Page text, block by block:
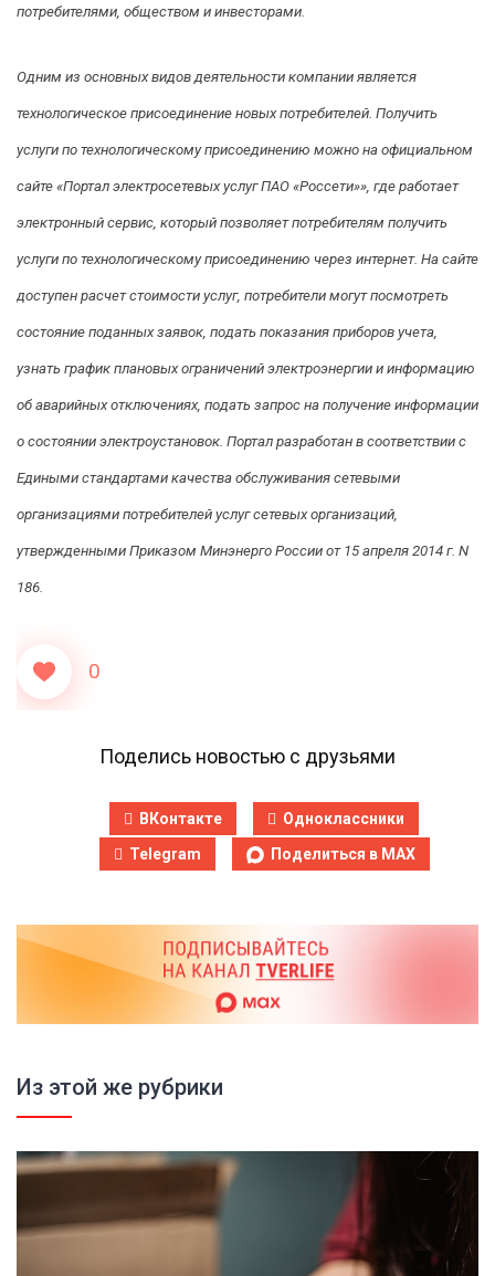
потребителями, обществом и инвесторами.
Одним из основных видов деятельности компании является
технологическое присоединение новых потребителей. Получить
услуги по технологическому присоединению можно на официальном
сайте «Портал электросетевых услуг ПАО «Россети»», где работает
электронный сервис, который позволяет потребителям получить
услуги по технологическому присоединению через интернет. На сайте
доступен расчет стоимости услуг, потребители могут посмотреть
состояние поданных заявок, подать показания приборов учета,
узнать график плановых ограничений электроэнергии и информацию
об аварийных отключениях, подать запрос на получение информации
о состоянии электроустановок. Портал разработан в соответствии с
Едиными стандартами качества обслуживания сетевыми
организациями потребителей услуг сетевых организаций,
утвержденными Приказом Минэнерго России от 15 апреля 2014 г. N
186.
0
Поделись новостью с друзьями
ВКонтакте
Одноклассники
Telegram
Поделиться в MAX
Из этой же рубрики